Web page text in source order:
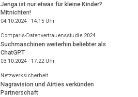
Jenga ist nur etwas für kleine Kinder?
Mitnichten!
04.10.2024 - 14:15Uhr
Comparis-Datenvertrauensstudie 2024
Suchmaschinen weiterhin beliebter als
ChatGPT
03.10.2024 - 17:22Uhr
Netzwerksicherheit
Nagravision und Airties verkünden
Partnerschaft